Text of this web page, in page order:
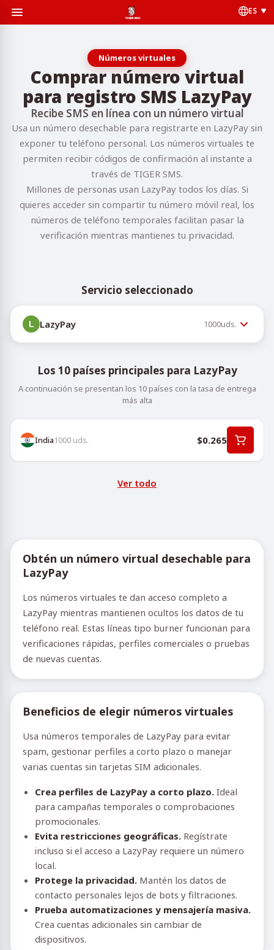
ES
Números virtuales
Comprar número virtual
para registro SMS LazyPay
Recibe SMS en línea con un número virtual
Usa un número desechable para registrarte en LazyPay sin
exponer tu teléfono personal. Los números virtuales te
permiten recibir códigos de confirmación al instante a
través de TIGER SMS.
Millones de personas usan LazyPay todos los días. Si
quieres acceder sin compartir tu número móvil real, los
números de teléfono temporales facilitan pasar la
verificación mientras mantienes tu privacidad.
Servicio seleccionado
LazyPay 1000uds.
Los 10 países principales para LazyPay
A continuación se presentan los 10 países con la tasa de entrega
más alta
India1000 uds. $0.265
Ver todo
Obtén un número virtual desechable para
LazyPay
Los números virtuales te dan acceso completo a
LazyPay mientras mantienen ocultos los datos de tu
teléfono real. Estas líneas tipo burner funcionan para
verificaciones rápidas, perfiles comerciales o pruebas
de nuevas cuentas.
Beneficios de elegir números virtuales
Usa números temporales de LazyPay para evitar
spam, gestionar perfiles a corto plazo o manejar
varias cuentas sin tarjetas SIM adicionales.
Crea perfiles de LazyPay a corto plazo. Ideal
para campañas temporales o comprobaciones
promocionales.
Evita restricciones geográficas. Regístrate
incluso si el acceso a LazyPay requiere un número
local.
Protege la privacidad. Mantén los datos de
contacto personales lejos de bots y filtraciones.
Prueba automatizaciones y mensajería masiva.
Crea cuentas adicionales sin cambiar de
dispositivos.